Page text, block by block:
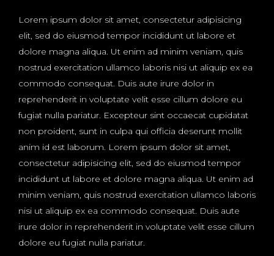
Lorem ipsum dolor sit amet, consectetur adipisicing
elit, sed do eiusmod tempor incididunt ut labore et
dolore magna aliqua. Ut enim ad minim veniam, quis
nostrud exercitation ullamco laboris nisi ut aliquip ex ea
commodo consequat. Duis aute irure dolor in
reprehenderit in voluptate velit esse cillum dolore eu
fugiat nulla pariatur. Excepteur sint occaecat cupidatat
non proident, sunt in culpa qui officia deserunt mollit
anim id est laborum. Lorem ipsum dolor sit amet,
consectetur adipisicing elit, sed do eiusmod tempor
incididunt ut labore et dolore magna aliqua. Ut enim ad
minim veniam, quis nostrud exercitation ullamco laboris
nisi ut aliquip ex ea commodo consequat. Duis aute
irure dolor in reprehenderit in voluptate velit esse cillum
dolore eu fugiat nulla pariatur.